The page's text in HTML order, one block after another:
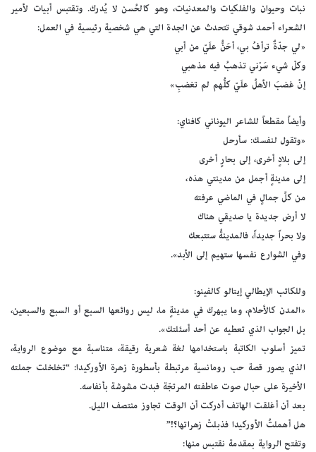
نبات وحيوان والفلكيات والمعدنيات، وهو كالحُسن لا يُدرك. وتقتبس أبيات لأمير
الشعراء أحمد شوقي تتحدث عن الجدة التي هي شخصية رئيسية في العمل:
«لي جدّةٌ ترأفُ بي، أحَنُّ علَيّ من أبي
وكلّ شيء سَرّني تذهبُ فيه مذهبي
إنْ غضبَ الأهلُ علَيّ كلُّهم لم تغضبِ»
وأيضاً مقطعاً للشاعر اليوناني كافناي:
«وتقول لنفسك: سأرحل
إلى بلادٍ أخرى، إلى بحارٍ أخرى
إلى مدينةٍ أجمل من مدينتي هذه،
من كلِّ جمالٍ في الماضي عرفته
لا أرض جديدة يا صديقي هناك
ولا بحراً جديداً، فالمدينةُ ستتبعك
وفي الشوارع نفسها ستهيم إلى الأبد».
وللكاتب الإيطالي إيتالو كالفينو:
«المدن كالأحلام، وما يبهرك في مدينةٍ ما، ليس روائعها السبع أو السبع والسبعين،
بل الجواب الذي تعطيه عن أحد أسئلتك».
تميز أسلوب الكاتبة باستخدامها لغة شعرية رقيقة، متناسبة مع موضوع الرواية،
الذي يصور قصة حب رومانسية مرتبطة بأسطورة زهرة الأوركيدا: “تخلخلت جملته
الأخيرة على حبال صوت عاطفته المرتجّة فبدت مشوشة بأنفاسه.
بعد أن أغلقت الهاتف أدركت أن الوقت تجاوز منتصف الليل.
هل أهملتُ الأوركيدا فذبلتْ زهراتها؟!”
وتفتح الرواية بمقدمة نقتبس منها: